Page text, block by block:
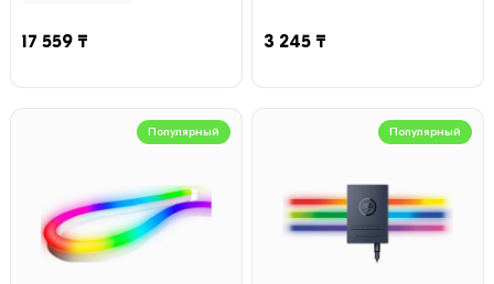
17 559 ₸ 3 245 ₸
Популярный Популярный